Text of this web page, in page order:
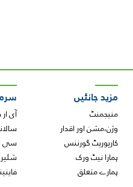
مزید جانئیں
منیجمنٹ
وژن،مشن اور اقدار
کارپوریٹ گورننس
ہمارا نیٹ ورک
ہمارے متعلق
آی
سی
شئیر